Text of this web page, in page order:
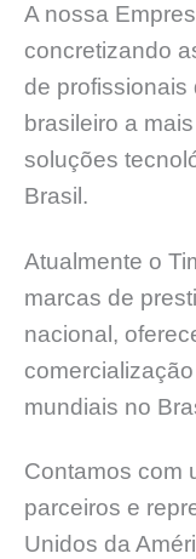
A nossa
concretizando
de profissionais
brasileiro a
soluções
Brasil.
Atualmente o
marcas de
nacional,
mundiais no
Contamos com
parceiros e
Unidos da